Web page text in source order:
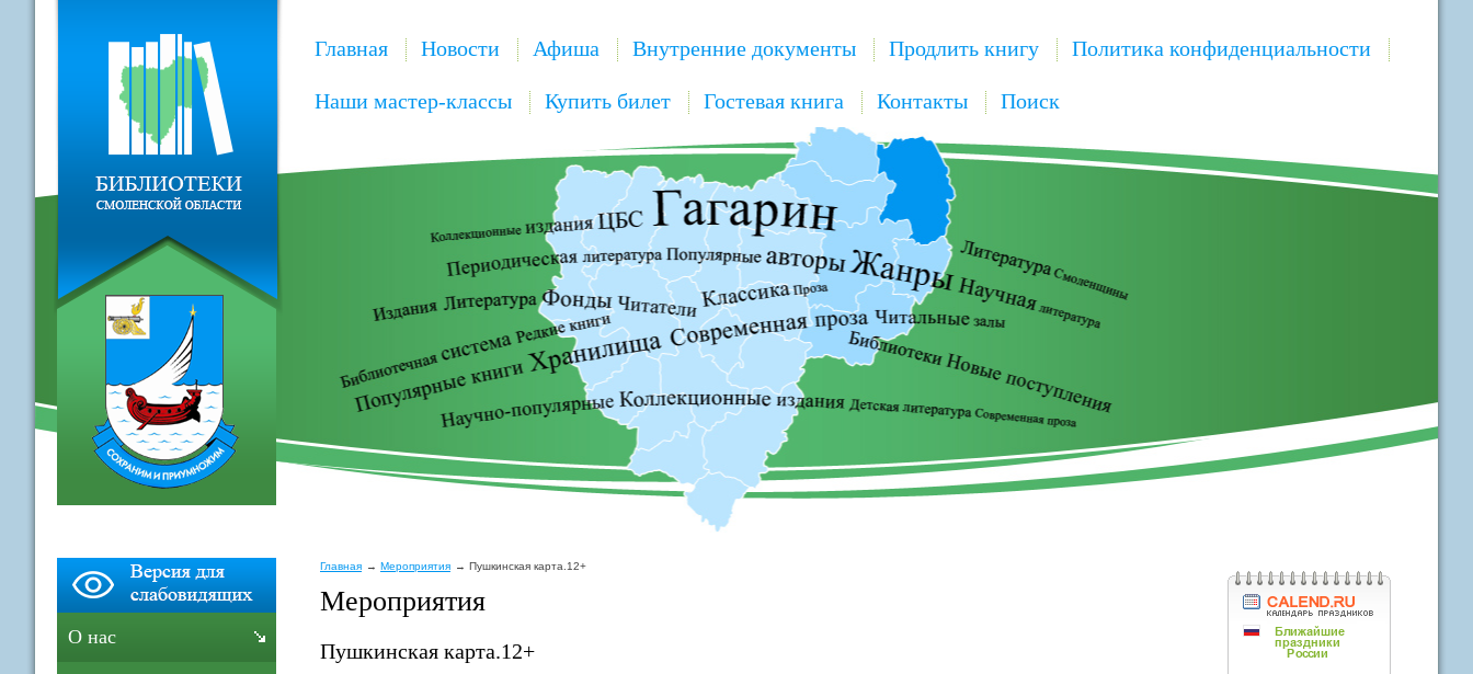
Главная Новости Афиша Внутренние документы Продлить книгу Политика конфиденциальности
Наши мастер-классы Купить билет Гостевая книга Контакты Поиск
Главная Мероприятия Пушкинская карта.12+
Мероприятия
Пушкинская карта.12+
О нас